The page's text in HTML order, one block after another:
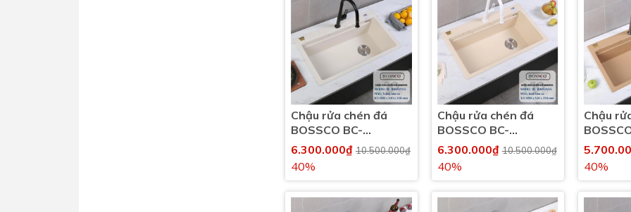
Chậu rửa chén đá
BOSSCO BC-
B9052TKS 1 hộc
6.300.000₫ 10.500.000₫
40%
Chậu rửa chén đá
BOSSCO BC-
B9052KKS 1 hộc
6.300.000₫10.500.000₫
40%
Chậu
40%